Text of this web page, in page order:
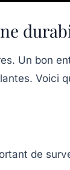
Un bon
Voici
de